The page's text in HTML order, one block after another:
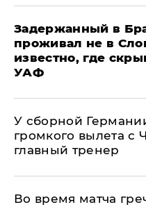
Задержанный в
проживал не в
известно, где
УАФ
У сборной
громкого вылета с
главный тренер
Во время матча